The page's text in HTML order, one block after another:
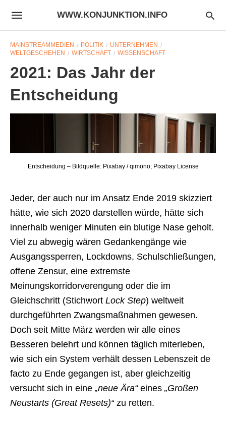
WWW.KONJUNKTION.INFO
MAINSTREAMMEDIEN POLITIK
UNTERNEHMEN
WELTGESCHEHEN
WIRTSCHAFT WISSENSCHAFT
2021: Das Jahr der
Entscheidung
Entscheidung – Bildquelle: Pixabay / qimono; Pixabay License
Jeder, der auch nur im Ansatz Ende 2019 skizziert
hätte, wie sich 2020 darstellen würde, hätte sich
innerhalb weniger Minuten ein blutige Nase geholt.
Viel zu abwegig wären Gedankengänge wie
Ausgangssperren, Lockdowns, Schulschließungen,
offene Zensur, eine extremste
Meinungskorridorverengung oder die im
Gleichschritt (Stichwort Lock Step) weltweit
durchgeführten Zwangsmaßnahmen gewesen.
Doch seit Mitte März werden wir alle eines
Besseren belehrt und können täglich miterleben,
wie sich ein System verhält dessen Lebenszeit de
facto zu Ende gegangen ist, aber gleichzeitig
versucht sich in eine „neue Ära“eines „Großen
Neustarts (Great Resets)“zu retten.